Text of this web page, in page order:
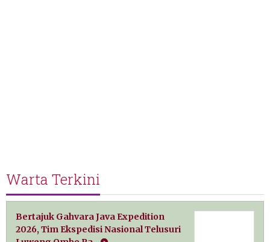
Warta Terkini
Bertajuk Gahvara Java Expedition
2026, Tim Ekspedisi Nasional Telusuri